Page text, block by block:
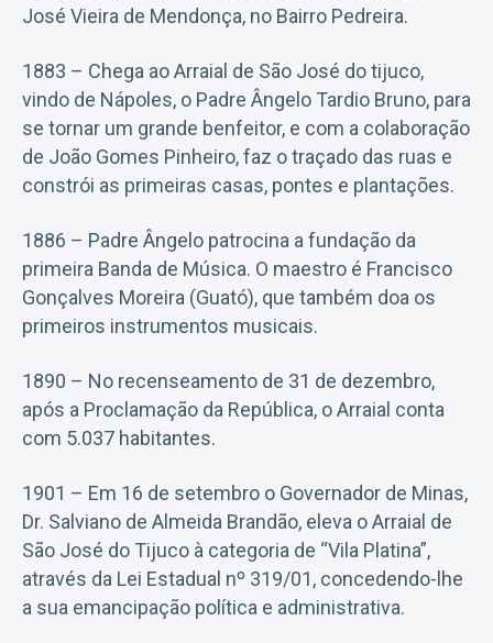
José Vieira de Mendonça, no Bairro Pedreira.
1883 – Chega ao Arraial de São José do tijuco,
vindo de Nápoles, o Padre Ângelo Tardio Bruno, para
se tornar um grande benfeitor, e com a colaboração
de João Gomes Pinheiro, faz o traçado das ruas e
constrói as primeiras casas, pontes e plantações.
1886 – Padre Ângelo patrocina a fundação da
primeira Banda de Música. O maestro é Francisco
Gonçalves Moreira (Guató), que também doa os
primeiros instrumentos musicais.
1890 – No recenseamento de 31 de dezembro,
após a Proclamação da República, o Arraial conta
com 5.037 habitantes.
1901 – Em 16 de setembro o Governador de Minas,
Dr. Salviano de Almeida Brandão, eleva o Arraial de
São José do Tijuco à categoria de “Vila Platina”,
através da Lei Estadual nº 319/01, concedendo-lhe
a sua emancipação política e administrativa.